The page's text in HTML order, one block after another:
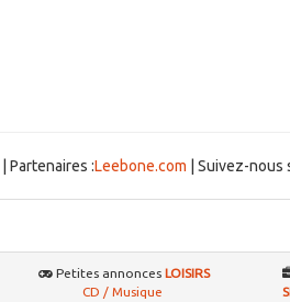
| Partenaires :Leebone.com | Suivez-nous
Petites annonces LOISIRS
CD / Musique